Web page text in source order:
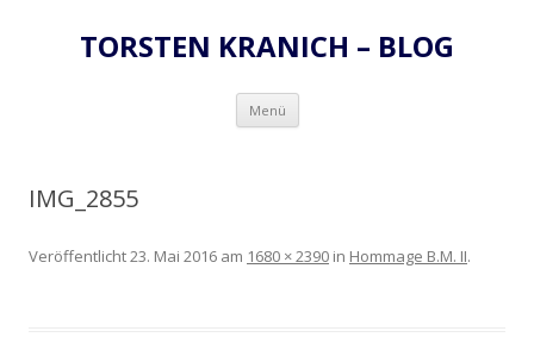
TORSTEN KRANICH – BLOG
Menü Zum
springen
IMG_2855
Veröffentlicht23. Mai 2016 am 1680 × 2390 in Hommage B.M. II.